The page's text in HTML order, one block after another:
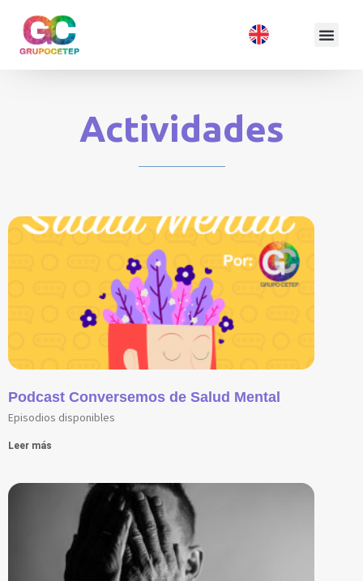
Actividades
Podcast Conversemos de Salud Mental
Episodios disponibles
Leer más